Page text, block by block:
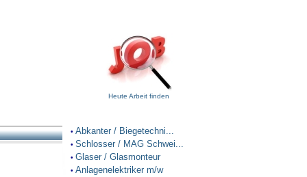
Heute Arbeit finden
• Abkanter / Biegetechni...
• Schlosser / MAG Schwei...
• Glaser / Glasmonteur
• Anlagenelektriker m/w